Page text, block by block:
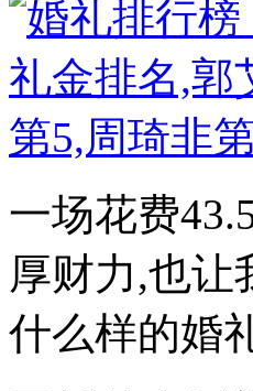
一场花费
厚财力,也让
什么样的婚